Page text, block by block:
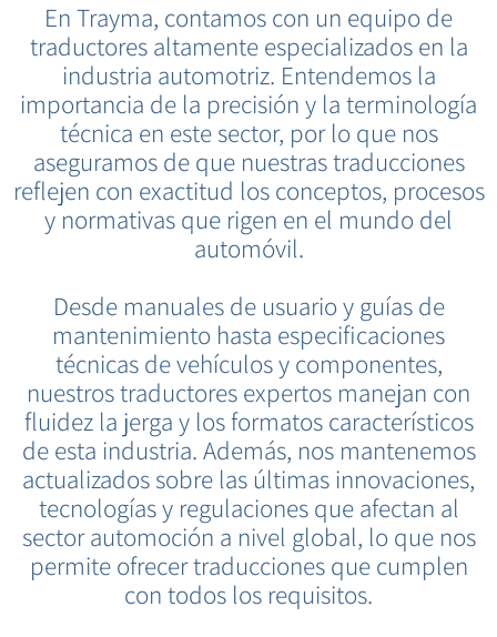
En Trayma, contamos con un equipo de
traductores altamente especializados en la
industria automotriz. Entendemos la
importancia de la precisión y la terminología
técnica en este sector, por lo que nos
aseguramos de que nuestras traducciones
reflejen con exactitud los conceptos, procesos
y normativas que rigen en el mundo del
automóvil.
Desde manuales de usuario y guías de
mantenimiento hasta especificaciones
técnicas de vehículos y componentes,
nuestros traductores expertos manejan con
fluidez la jerga y los formatos característicos
de esta industria. Además, nos mantenemos
actualizados sobre las últimas innovaciones,
tecnologías y regulaciones que afectan al
sector automoción a nivel global, lo que nos
permite ofrecer traducciones que cumplen
con todos los requisitos.